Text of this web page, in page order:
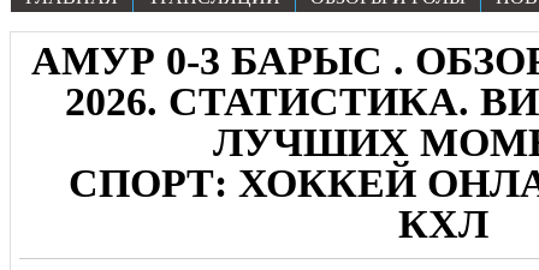
АМУР 0-3 БАРЫС .
2026. СТАТИСТИКА.
ЛУЧШИХ
СПОРТ: ХОККЕЙ
КХЛ